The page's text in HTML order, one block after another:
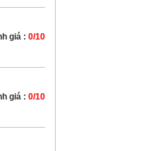
giá : 0/10
giá : 0/10